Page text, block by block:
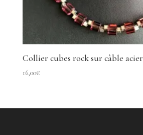
Collier cubes rock sur câble acier
16,00€